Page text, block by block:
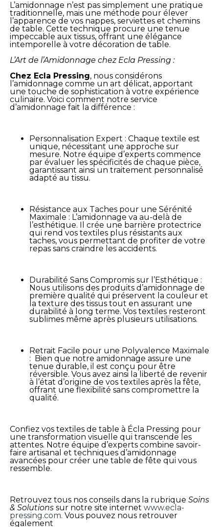
L’amidonnage n’est pas simplement une pratique
traditionnelle, mais une méthode pour élever
l’apparence de vos nappes, serviettes et chemins
de table. Cette technique procure une tenue
impeccable aux tissus, offrant une élégance
intemporelle à votre décoration de table.
L’Art de l’Amidonnage chez Ecla Pressing :
Chez Ecla Pressing, nous considérons
l’amidonnage comme un art délicat, apportant
une touche de sophistication à votre expérience
culinaire. Voici comment notre service
d’amidonnage fait la différence :
Personnalisation Expert : Chaque textile est
unique, nécessitant une approche sur
mesure. Notre équipe d’experts commence
par évaluer les spécificités de chaque pièce,
garantissant ainsi un traitement personnalisé
adapté au tissu.
Résistance aux Taches pour une Sérénité
Maximale : L’amidonnage va au-delà de
l’esthétique. Il crée une barrière protectrice
qui rend vos textiles plus résistants aux
taches, vous permettant de profiter de votre
repas sans craindre les accidents.
Durabilité Sans Compromis sur l’Esthétique :
Nous utilisons des produits d’amidonnage de
première qualité qui préservent la couleur et
la texture des tissus tout en assurant une
durabilité à long terme. Vos textiles resteront
sublimes même après plusieurs utilisations.
Retrait Facile pour une Polyvalence Maximale
: Bien que notre amidonnage assure une
tenue durable, il est conçu pour être
réversible. Vous avez ainsi la liberté de revenir
à l’état d’origine de vos textiles après la fête,
offrant une flexibilité sans compromettre la
qualité.
Confiez vos textiles de table à Écla Pressing pour
une transformation visuelle qui transcende les
attentes. Notre équipe d’experts combine savoir-
faire artisanal et techniques d’amidonnage
avancées pour créer une table de fête qui vous
ressemble.
Retrouvez tous nos conseils dans la rubrique Soins
& Solutions sur notre site internet www.ecla-
pressing.com. Vous pouvez nous retrouver
également